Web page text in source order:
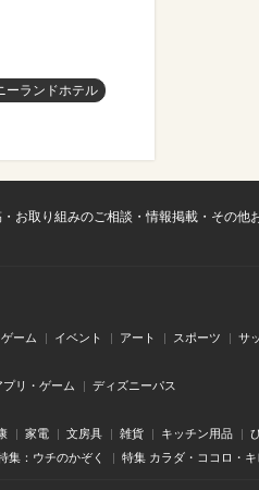
ーランドホテル
お取り組みのご相談・情報掲載・その他
ゲーム イベント アート スポーツ サ
プリ・ゲーム ディズニーパス
家電 文房具 雑貨 キッチン用品
集：ウチのかぞく 特集 カラダ・ココロ・キ